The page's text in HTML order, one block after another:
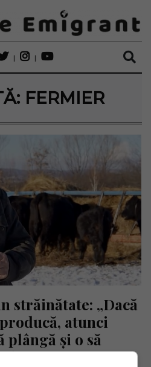
FERMIER
străinătate: „Dacă
atunci
și o să
datorii”